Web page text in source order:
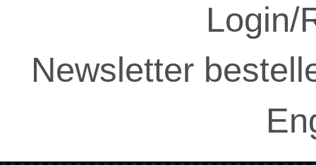
Login/
Newsletter